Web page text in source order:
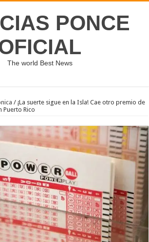
PONCE
The world Best News
/ ¡La suerte sigue en la Isla! Cae otro premio de
Puerto Rico